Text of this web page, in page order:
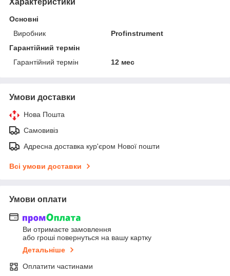
Характеристики
Основні
Виробник
Profinstrument
Гарантійний термін
Гарантійний термін
12 мес
Умови доставки
Нова Пошта
Самовивіз
Адресна доставка кур'єром Нової пошти
Всі умови доставки
Умови оплати
Ви отримаєте замовлення
або гроші повернуться на вашу картку
Детальніше
Оплатити частинами